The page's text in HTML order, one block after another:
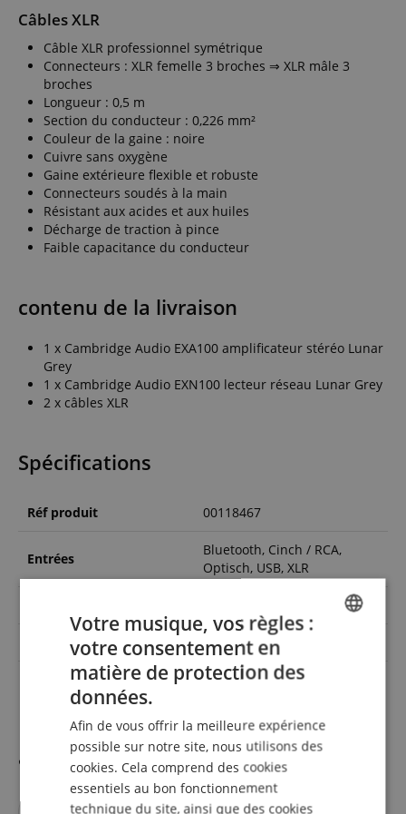
Câbles XLR
Câble XLR professionnel symétrique
Connecteurs : XLR femelle 3 broches ⇒ XLR mâle 3
broches
Longueur : 0,5 m
Section du conducteur : 0,226 mm²
Couleur de la gaine : noire
Cuivre sans oxygène
Gaine extérieure flexible et robuste
Connecteurs soudés à la main
Résistant aux acides et aux huiles
Décharge de traction à pince
Faible capacitance du conducteur
contenu de la livraison
1 x Cambridge Audio EXA100 amplificateur stéréo Lunar
Grey
1 x Cambridge Audio EXN100 lecteur réseau Lunar Grey
2 x câbles XLR
Spécifications
Réf produit 00118467
Entrées
Bluetooth, Cinch / RCA,
Optisch, USB, XLR
Power RMS (Watts) 100
6.3mm Klinke
alternatives
FRENCH
SPANISH
Votre musique, vos règles :
votre consentement en
matière de protection des
données.
Afin de vous offrir la meilleure expérience
possible sur notre site, nous utilisons des
cookies. Cela comprend des cookies
essentiels au bon fonctionnement
technique du site, ainsi que des cookies